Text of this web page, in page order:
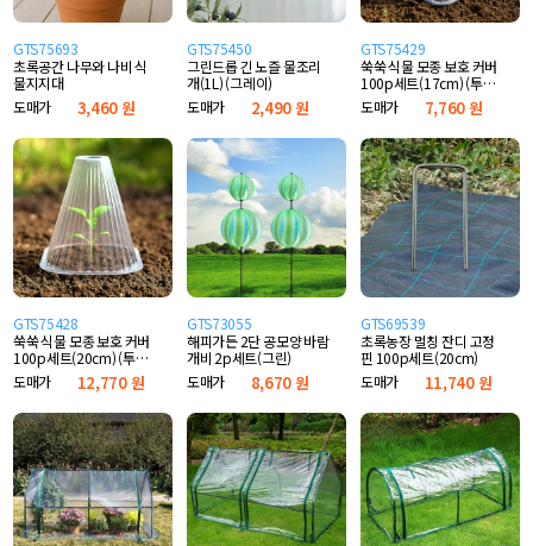
GTS75693
초록공간 나무와 나비 식
물지지대
도매가
3,460 원
GTS75450
그린드롭 긴 노즐 물조리
개(1L) (그레이)
도매가
2,490 원
GTS75429
쑥쑥 식물 모종 보호 커버
100p세트(17cm) (투명
고깔)
도매가 7,760 원
GTS75428
쑥쑥 식물 모종 보호 커버
100p세트(20cm) (투명
고깔)
도매가 12,770 원
GTS73055
해피가든 2단 공모양 바람
개비 2p세트(그린)
도매가
8,670 원
GTS69539
초록농장 멀칭 잔디 고정
핀 100p세트(20cm)
도매가
11,740 원